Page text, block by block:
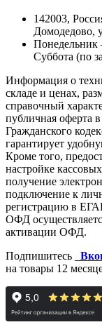
142003,
Домодедово,
Понедельник
Суббота (по
Информация о
складе и ценах,
справочный
публичная оферта
Гражданского
гарантирует
Кроме того,
настройке
получение
подключение к
регистрацию в
ОФД
активации ОФД.
Подпишитесь
на товары 12